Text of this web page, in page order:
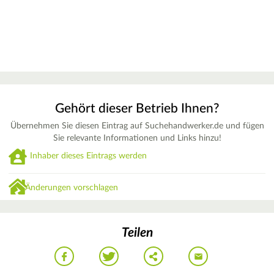
Gehört dieser Betrieb Ihnen?
Übernehmen Sie diesen Eintrag auf Suchehandwerker.de und fügen
Sie relevante Informationen und Links hinzu!
Inhaber dieses Eintrags werden
Änderungen vorschlagen
Teilen